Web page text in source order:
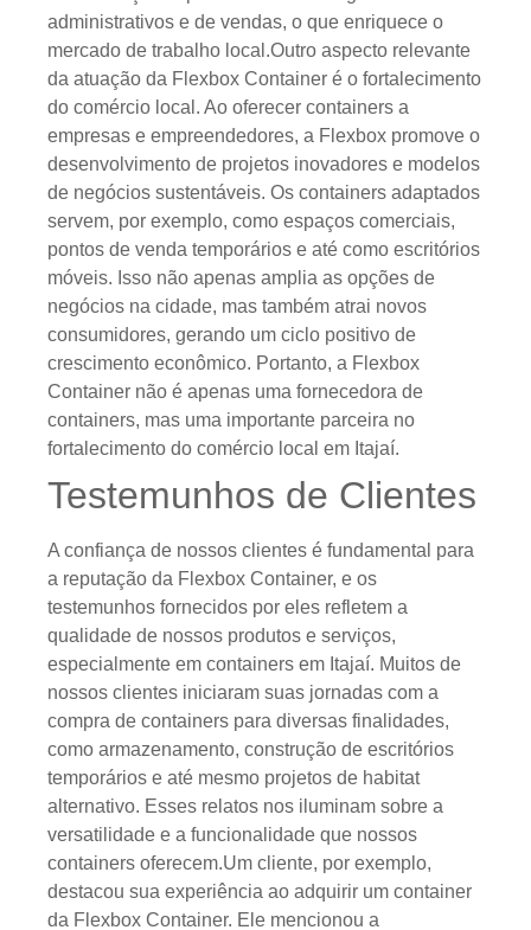
administrativos e de vendas, o que enriquece o
mercado de trabalho local.Outro aspecto relevante
da atuação da Flexbox Container é o fortalecimento
do comércio local. Ao oferecer containers a
empresas e empreendedores, a Flexbox promove o
desenvolvimento de projetos inovadores e modelos
de negócios sustentáveis. Os containers adaptados
servem, por exemplo, como espaços comerciais,
pontos de venda temporários e até como escritórios
móveis. Isso não apenas amplia as opções de
negócios na cidade, mas também atrai novos
consumidores, gerando um ciclo positivo de
crescimento econômico. Portanto, a Flexbox
Container não é apenas uma fornecedora de
containers, mas uma importante parceira no
fortalecimento do comércio local em Itajaí.
Testemunhos de Clientes
A confiança de nossos clientes é fundamental para
a reputação da Flexbox Container, e os
testemunhos fornecidos por eles refletem a
qualidade de nossos produtos e serviços,
especialmente em containers em Itajaí. Muitos de
nossos clientes iniciaram suas jornadas com a
compra de containers para diversas finalidades,
como armazenamento, construção de escritórios
temporários e até mesmo projetos de habitat
alternativo. Esses relatos nos iluminam sobre a
versatilidade e a funcionalidade que nossos
containers oferecem.Um cliente, por exemplo,
destacou sua experiência ao adquirir um container
da Flexbox Container. Ele mencionou a